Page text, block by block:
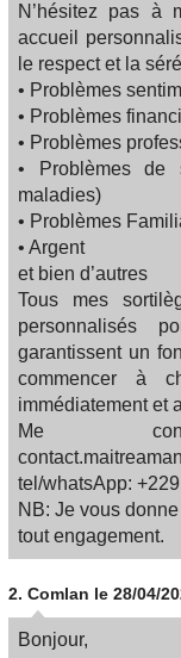
N’hésitez pas à
accueil
le respect et la
• Problèmes
• Problèmes
• Problèmes
• Problèmes de
maladies)
• Problèmes
• Argent
et bien d’autres
Tous mes
personnalisés
garantissent un
commencer à
immédiatement et
Me
tel/whatsApp:
NB: Je vous
tout engagement.
2. Comlan le 28/04/
Bonjour,